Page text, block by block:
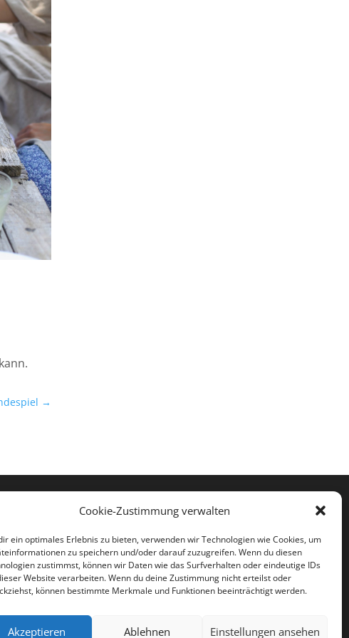
Cookie-Zustimmung verwalten
ein optimales Erlebnis zu bieten, verwenden wir Technologien wie Cookies, um
zu speichern und/oder darauf zuzugreifen. Wenn du diesen
zustimmst, können wir Daten wie das Surfverhalten oder eindeutige IDs
Website verarbeiten. Wenn du deine Zustimmung nicht erteilst oder
können bestimmte Merkmale und Funktionen beeinträchtigt werden.
Akzeptieren Ablehnen Einstellungen ansehen
→
